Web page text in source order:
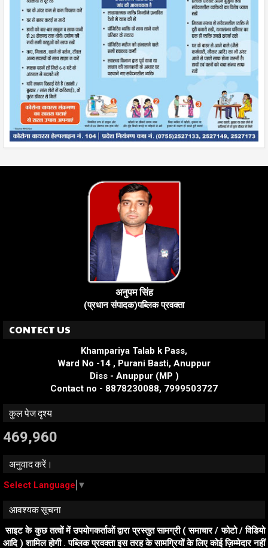
अनुपम सिंह
(प्रधान संपादक)पब्लिक प्रवक्ता
CONTECT US
Khampariya Talab k Pass,
Ward No -14 , Purani Basti, Anuppur
Diss - Anuppur (MP )
Contact no - 8878230088, 7999503727
कुल पेज दृश्य
469,960
अनुवाद करें।
Select Language ▼
आवश्यक सूचना
साइट के कुछ तत्वों में उपयोगकर्ताओं द्वारा प्रस्तुत सामग्री ( समाचार / फोटो / विडियो
आदि ) शामिल होगी . पब्लिक प्रवक्ता इस तरह के सामग्रियों के लिए कोई ज़िम्मेदार नहीं